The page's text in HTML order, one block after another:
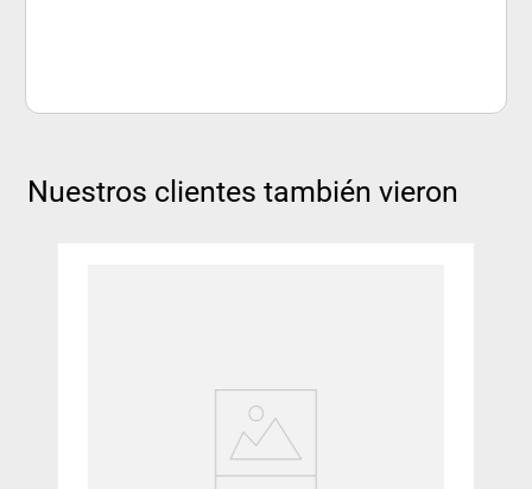
Nuestros clientes también vieron